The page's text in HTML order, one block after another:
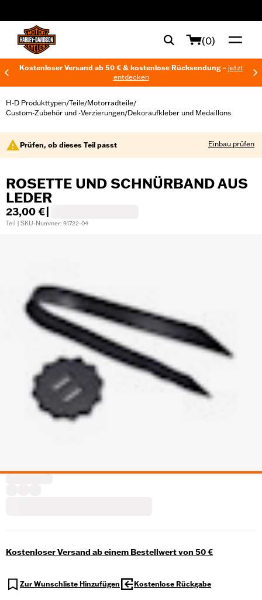
(0)
Kostenloser Versand ab 50 € & kostenlose Rücksendung – jetzt
entdecken
H-D Produkttypen/Teile/Motorradteile/
Custom-Zubehör und -Verzierungen/Dekoraufkleber und Medaillons
Prüfen, ob dieses Teil passt Einbau prüfen
ROSETTE UND SCHNÜRBAND AUS
LEDER
23,00 €
Teil | SKU-Nummer: 91722-04
Kostenloser Versand ab einem Bestellwert von 50 €
Zur Wunschliste Hinzufügen Kostenlose Rückgabe